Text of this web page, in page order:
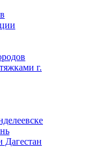
г.
Дагестан